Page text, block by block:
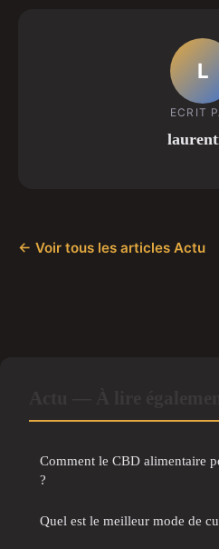
L
ECRIT
← Voir tous les articles Actu
Comment le CBD alimentaire
?
Quel est le meilleur mode de